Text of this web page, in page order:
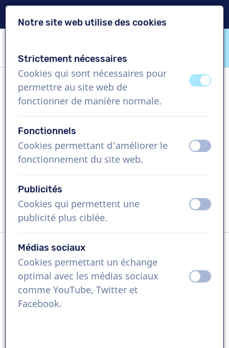
VoiceProductions
Ilham
Femme, Algérie
US$ 304,95
Vidéo d'entreprise , 1 - 250 mots
Demandez une démo gratuite
Langue
Arabe
Références
Notre site web utilise des cookies
Strictement nécessaires
Cookies qui sont nécessaires pour
permettre au site web de
fonctionner de manière normale.
éteint
Fonctionnels
Cookies permettant d'améliorer le
fonctionnement du site web.
éteint
Publicités
Cookies qui permettent une
publicité plus ciblée.
éteint
Médias sociaux
Cookies permettant un échange
optimal avec les médias sociaux
comme YouTube, Twitter et
Facebook.
éteint